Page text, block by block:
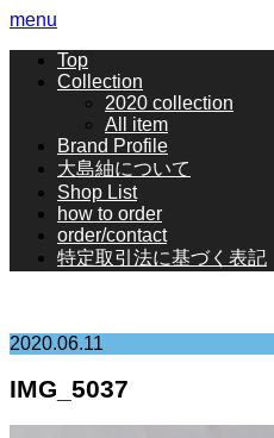
menu
Top
Collection
2020 collection
All item
Brand Profile
大島紬について
Shop List
how to order
order/contact
特定取引法に基づく表記
2020.06.11
IMG_5037